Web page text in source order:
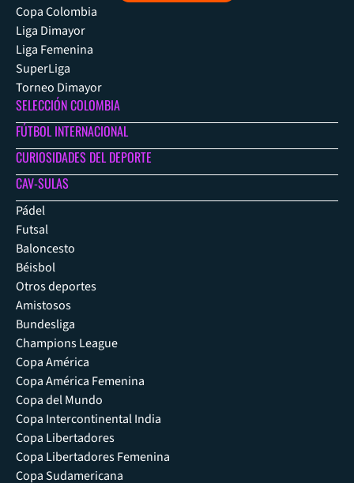
Copa Colombia
Liga Dimayor
Liga Femenina
SuperLiga
Torneo Dimayor
SELECCIÓN COLOMBIA
FÚTBOL INTERNACIONAL
CURIOSIDADES DEL DEPORTE
CAV-SULAS
Pádel
Futsal
Baloncesto
Béisbol
Otros deportes
Amistosos
Bundesliga
Champions League
Copa América
Copa América Femenina
Copa del Mundo
Copa Intercontinental India
Copa Libertadores
Copa Libertadores Femenina
Copa Sudamericana